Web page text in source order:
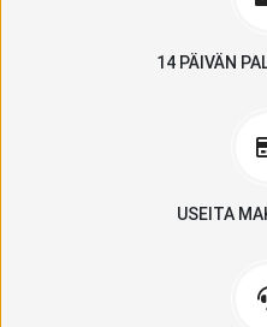
14 PÄIVÄN
USEITA